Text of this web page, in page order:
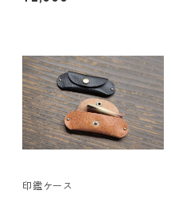
印鑑ケース